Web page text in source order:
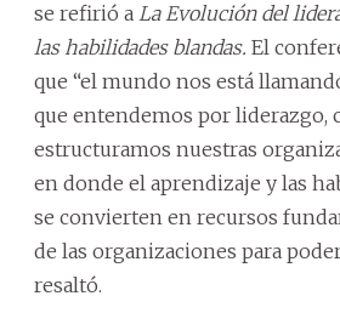
se refirió a La Evolución del
las habilidades blandas. El
que “el mundo nos está
que entendemos por liderazgo,
estructuramos nuestras
en donde el aprendizaje y las
se convierten en recursos
de las organizaciones para
resaltó.